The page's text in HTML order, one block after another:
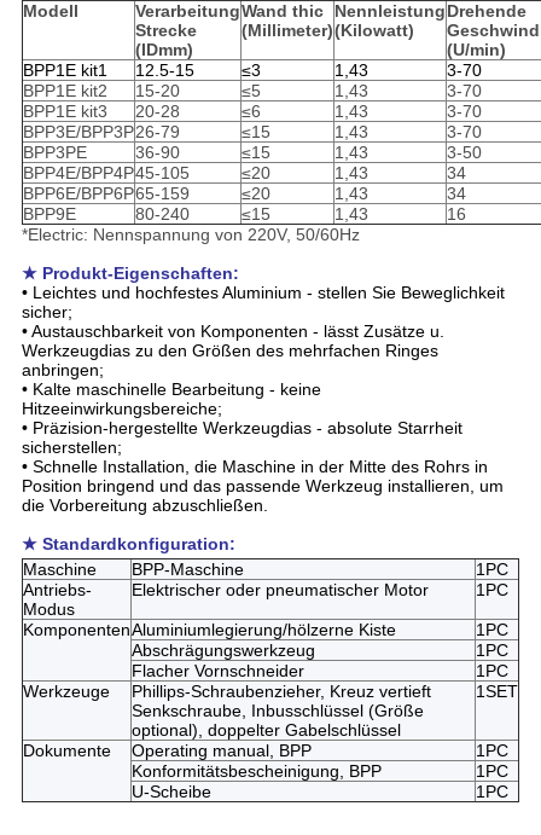
Modell
Verarbeitung
Strecke
(IDmm)
Wand thic
(Millimeter)
Nennleistung
(Kilowatt)
Drehende
(U/min)
BPP1E kit1
12.5-15 ≤3 1,43
3-70
BPP1E kit2
15-20 ≤5 1,43
3-70
BPP1E kit3
20-28 ≤6 1,43
3-70
BPP3E/BPP3P26-79 ≤15 1,43
3-70
BPP3PE
36-90 ≤15 1,43
3-50
BPP4E/BPP4P45-105 ≤20 1,43
34
BPP6E/BPP6P65-159 ≤20 1,43
34
BPP9E
80-240 ≤15 1,43
16
*Electric: Nennspannung von 220V, 50/60Hz
★ Produkt-Eigenschaften:
• Leichtes und hochfestes Aluminium - stellen Sie Beweglichkeit
sicher;
• Austauschbarkeit von Komponenten - lässt Zusätze u.
Werkzeugdias zu den Größen des mehrfachen Ringes
anbringen;
• Kalte maschinelle Bearbeitung - keine
Hitzeeinwirkungsbereiche;
• Präzision-hergestellte Werkzeugdias - absolute Starrheit
sicherstellen;
• Schnelle Installation, die Maschine in der Mitte des Rohrs in
Position bringend und das passende Werkzeug installieren, um
die Vorbereitung abzuschließen.
★ Standardkonfiguration:
Maschine
BPP-Maschine
1PC
Antriebs-
Modus
Elektrischer oder pneumatischer Motor 1PC
KomponentenAluminiumlegierung/hölzerne Kiste
1PC
Abschrägungswerkzeug
1PC
Flacher Vornschneider
1PC
Werkzeuge
Phillips-Schraubenzieher, Kreuz vertieft
Senkschraube, Inbusschlüssel (Größe
optional), doppelter Gabelschlüssel
1SET
Dokumente Operating manual, BPP
1PC
Konformitätsbescheinigung, BPP
1PC
U-Scheibe
1PC